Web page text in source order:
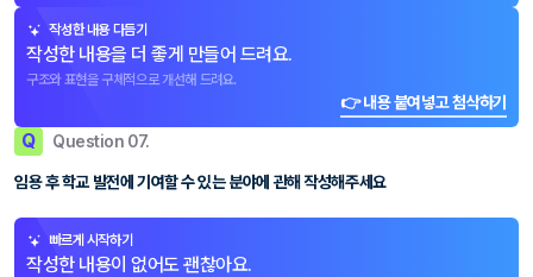
작성한 내용 다듬기
작성한 내용을 더 좋게 만들어 드려요.
구조와 표현을 구체적으로 개선해 드려요.
👉 내용 붙여넣고 첨삭하기
Q Question 07.
임용 후 학교 발전에 기여할 수 있는 분야에 관해 작성해주세요
빠르게 시작하기
작성한 내용이 없어도 괜찮아요.